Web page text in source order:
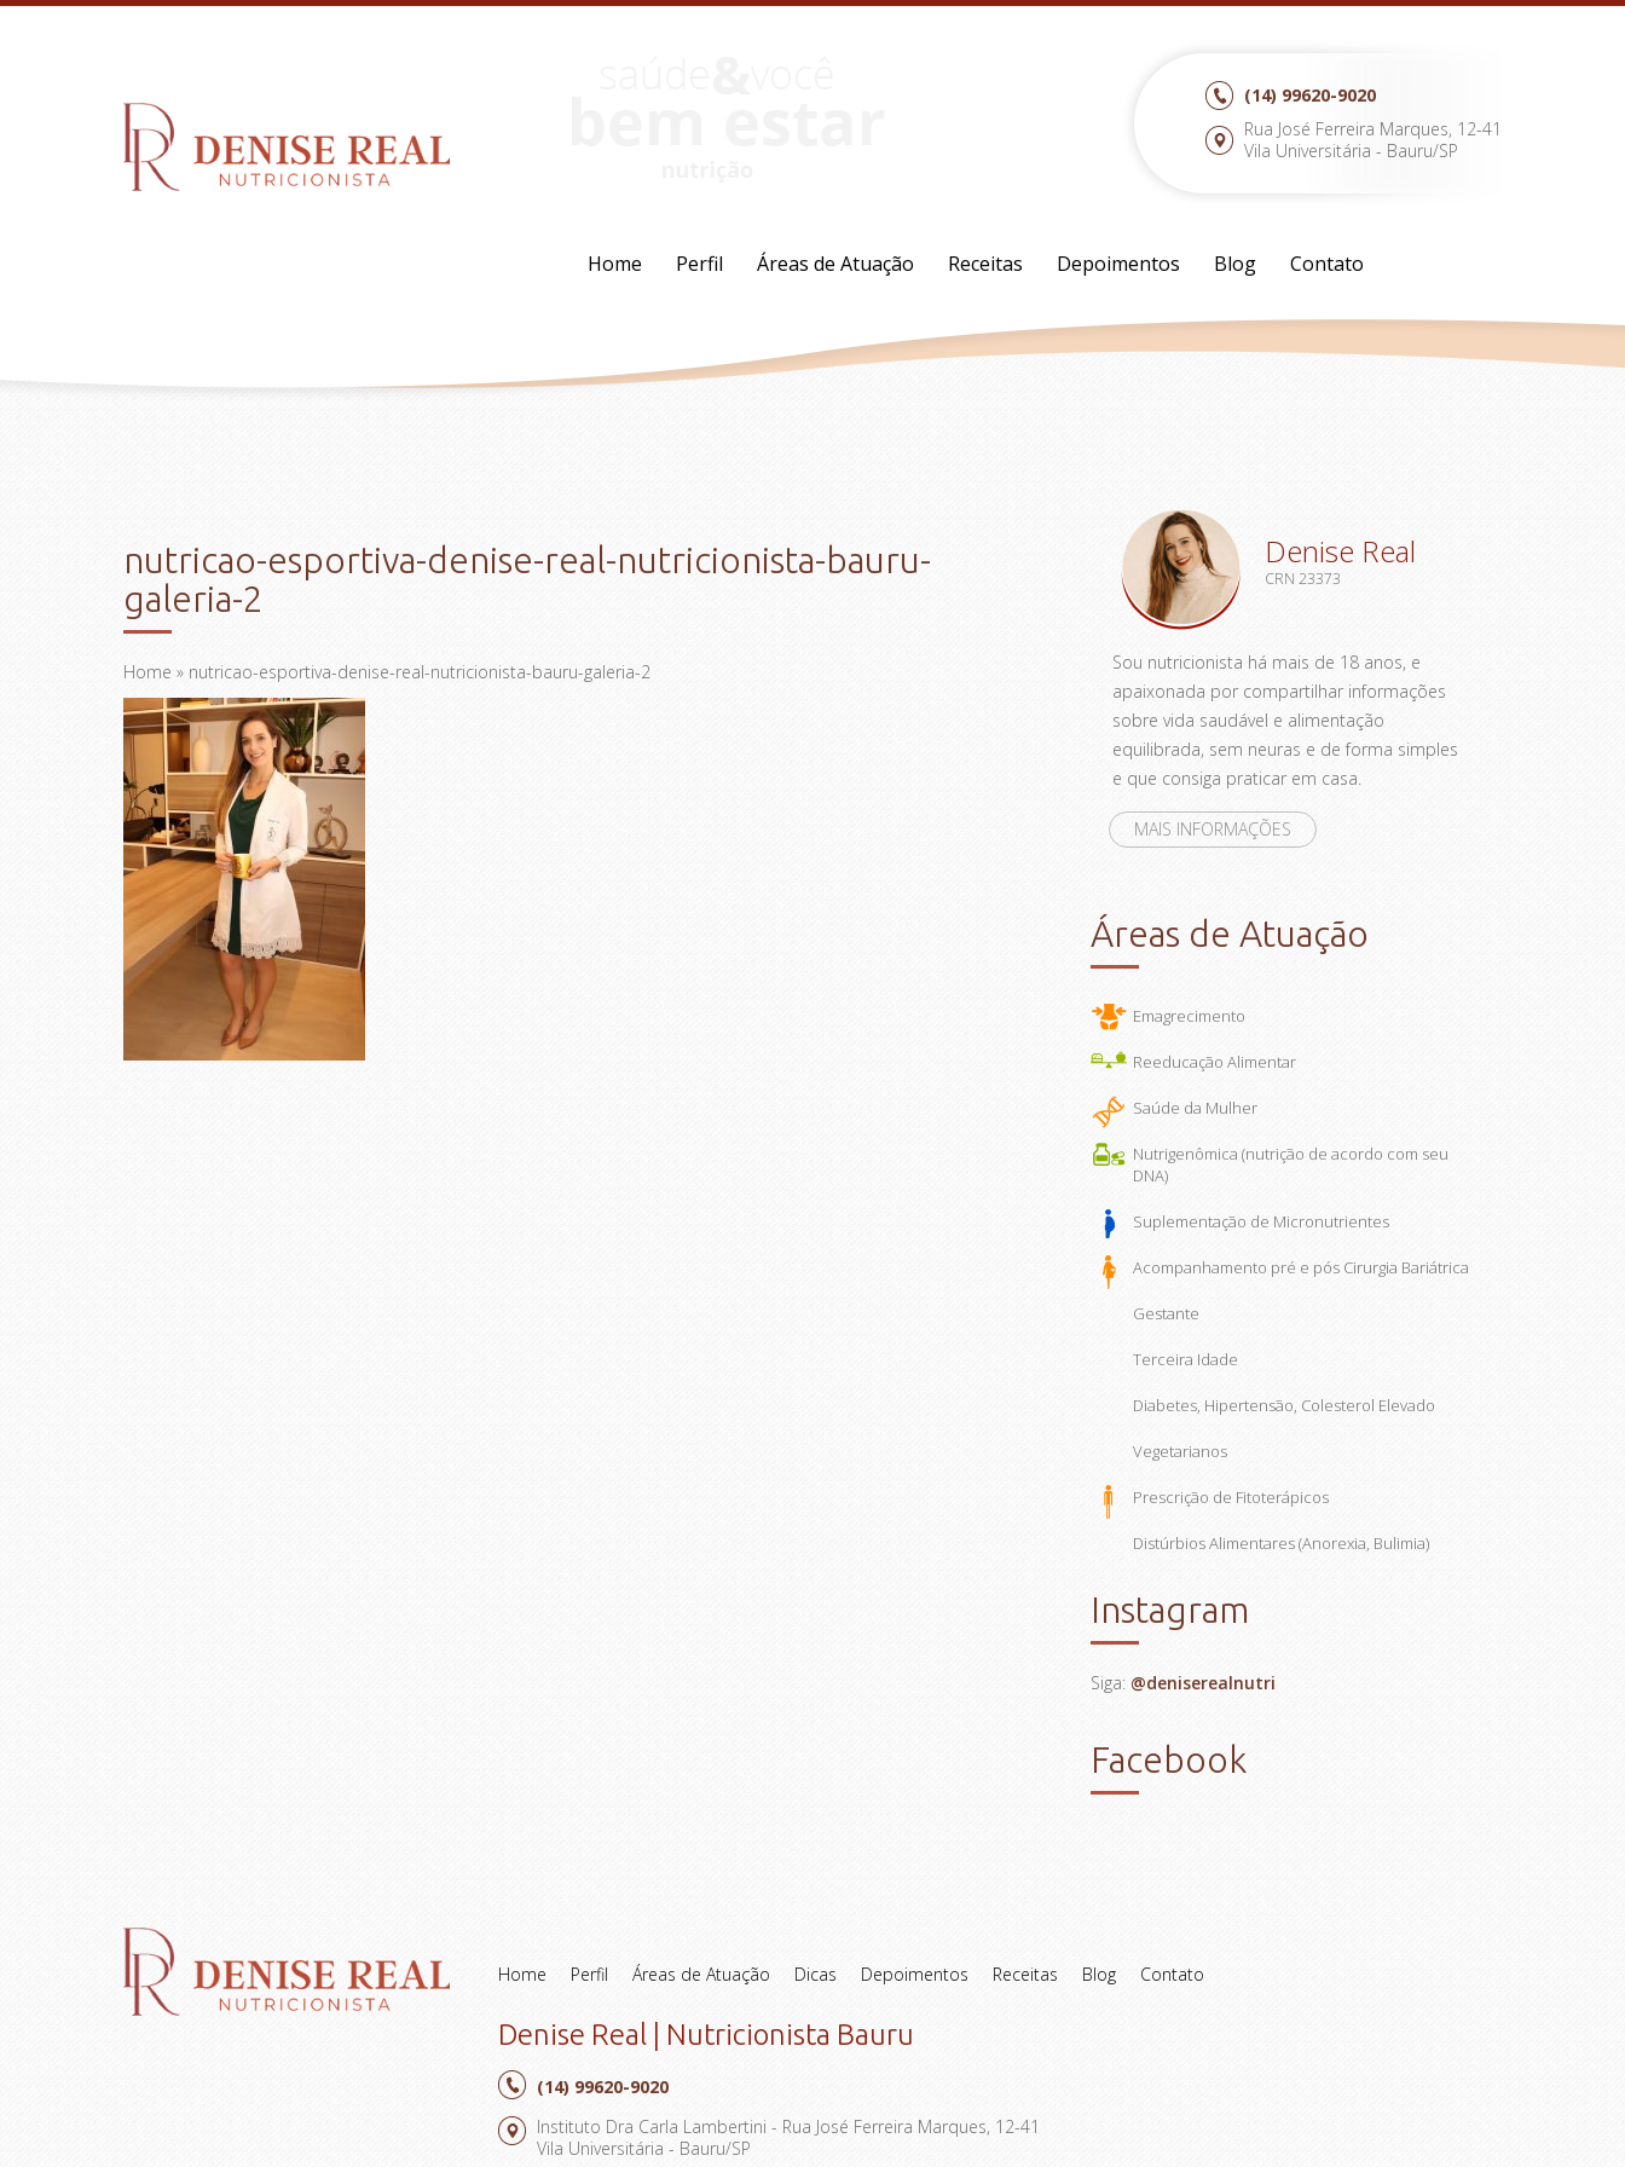
(14) 99620-9020
Rua José Ferreira Marques, 12-41
Vila Universitária - Bauru/SP
Home Perfil Áreas de Atuação Receitas Depoimentos Blog Contato
nutricao-esportiva-denise-real-nutricionista-bauru-
galeria-2
Home » nutricao-esportiva-denise-real-nutricionista-bauru-galeria-2
Denise Real
CRN 23373
Sou nutricionista há mais de 18 anos, e
apaixonada por compartilhar informações
sobre vida saudável e alimentação
equilibrada, sem neuras e de forma simples
e que consiga praticar em casa.
MAIS INFORMAÇÕES
Áreas de Atuação
Emagrecimento
Reeducação Alimentar
Saúde da Mulher
Nutrigenômica (nutrição de acordo com seu
DNA)
Suplementação de Micronutrientes
Acompanhamento pré e pós Cirurgia Bariátrica
Gestante
Terceira Idade
Diabetes, Hipertensão, Colesterol Elevado
Vegetarianos
Prescrição de Fitoterápicos
Distúrbios Alimentares (Anorexia, Bulimia)
Instagram
Siga: @deniserealnutri
Facebook
Home Perfil Áreas de Atuação Dicas Depoimentos Receitas Blog Contato
Denise Real | Nutricionista Bauru
(14) 99620-9020
Instituto Dra Carla Lambertini - Rua José Ferreira Marques, 12-41
Vila Universitária - Bauru/SP